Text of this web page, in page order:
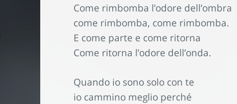
Come rimbomba l’odore dell’ombra
come rimbomba, come rimbomba.
E come parte e come ritorna
Come ritorna l’odore dell’onda.
Quando io sono solo con te
io cammino meglio perché